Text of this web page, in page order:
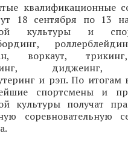
квалификационные
18 сентября по 13
культуры и
воркаут,
диджеинг,
и рэп. По итогам
спортсмены и
культуры получат
соревновательную